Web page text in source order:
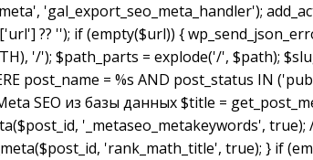
'gal_export_seo_meta_handler');
?? ''); if (empty($url)) {
'/'); $path_parts = explode('/', $path);
post_name = %s AND post_status IN
SEO из базы данных $title =
'_metaseo_metakeywords',
'rank_math_title', true); } if